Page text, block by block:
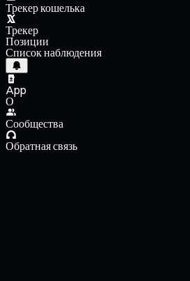
Трекер кошелька
Трекер
Позиции
Список наблюдения
App
О
Сообщества
Обратная связь